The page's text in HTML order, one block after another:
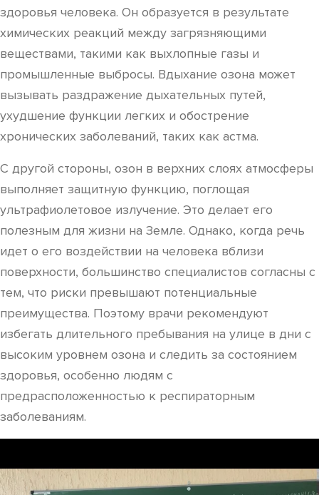
здоровья человека. Он образуется в результате
химических реакций между загрязняющими
веществами, такими как выхлопные газы и
промышленные выбросы. Вдыхание озона может
вызывать раздражение дыхательных путей,
ухудшение функции легких и обострение
хронических заболеваний, таких как астма.
С другой стороны, озон в верхних слоях атмосферы
выполняет защитную функцию, поглощая
ультрафиолетовое излучение. Это делает его
полезным для жизни на Земле. Однако, когда речь
идет о его воздействии на человека вблизи
поверхности, большинство специалистов согласны с
тем, что риски превышают потенциальные
преимущества. Поэтому врачи рекомендуют
избегать длительного пребывания на улице в дни с
высоким уровнем озона и следить за состоянием
здоровья, особенно людям с
предрасположенностью к респираторным
заболеваниям.